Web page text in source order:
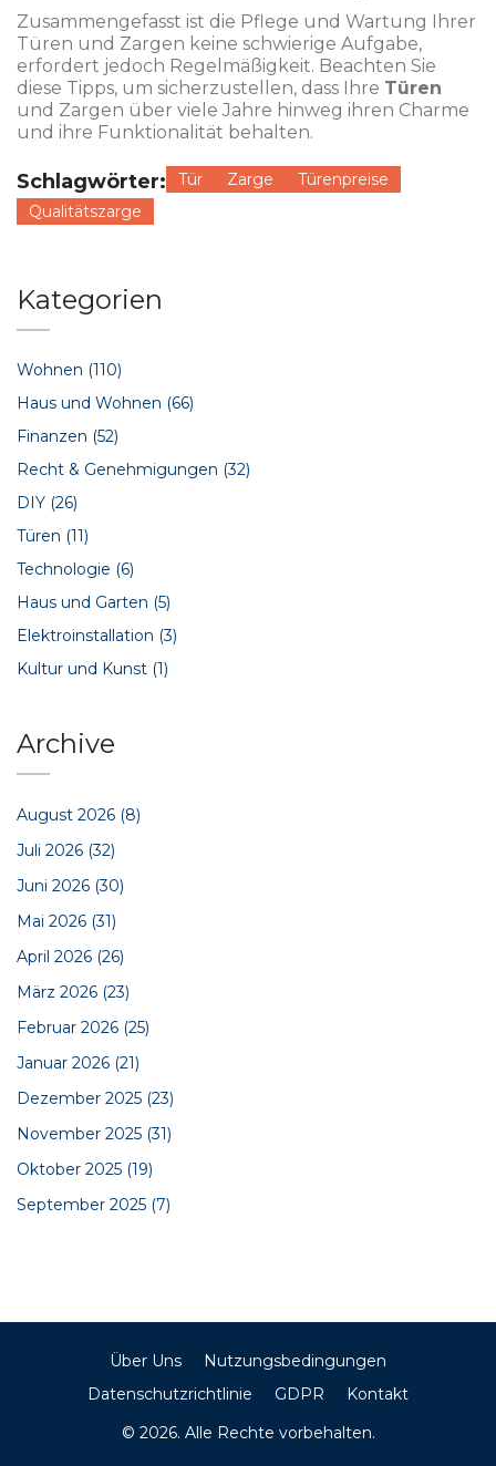
Zusammengefasst ist die Pflege und Wartung Ihrer
Türen und Zargen keine schwierige Aufgabe,
erfordert jedoch Regelmäßigkeit. Beachten Sie
diese Tipps, um sicherzustellen, dass Ihre Türen
und Zargen über viele Jahre hinweg ihren Charme
und ihre Funktionalität behalten.
Schlagwörter: Tür Zarge
Türenpreise
Qualitätszarge
Kategorien
Wohnen (110)
Haus und Wohnen (66)
Finanzen (52)
Recht & Genehmigungen (32)
DIY (26)
Türen (11)
Technologie (6)
Haus und Garten (5)
Elektroinstallation (3)
Kultur und Kunst (1)
Archive
August 2026 (8)
Juli 2026 (32)
Juni 2026 (30)
Mai 2026 (31)
April 2026 (26)
März 2026 (23)
Februar 2026 (25)
Januar 2026 (21)
Dezember 2025 (23)
November 2025 (31)
Oktober 2025 (19)
September 2025 (7)
Über Uns
Nutzungsbedingungen
Datenschutzrichtlinie
GDPR
Kontakt
© 2026. Alle Rechte vorbehalten.